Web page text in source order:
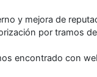
y mejora de
por tramos
encontrado con